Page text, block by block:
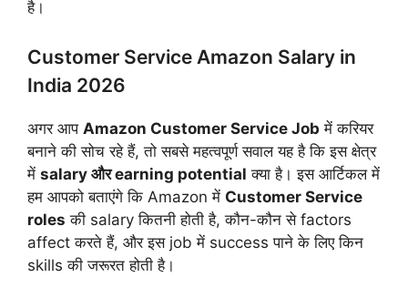
है।
Customer Service Amazon Salary in
India 2026
अगर आप Amazon Customer Service Job में करियर
बनाने की सोच रहे हैं, तो सबसे महत्वपूर्ण सवाल यह है कि इस क्षेत्र
में salary और earning potential क्या है। इस आर्टिकल में
हम आपको बताएंगे कि Amazon में Customer Service
roles की salary कितनी होती है, कौन-कौन से factors
affect करते हैं, और इस job में success पाने के लिए किन
skills की जरूरत होती है।